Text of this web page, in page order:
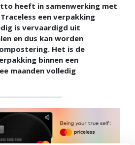
heeft in samenwerking met
een verpakking
is vervaardigd uit
en dus kan worden
Het is de
binnen een
maanden volledig